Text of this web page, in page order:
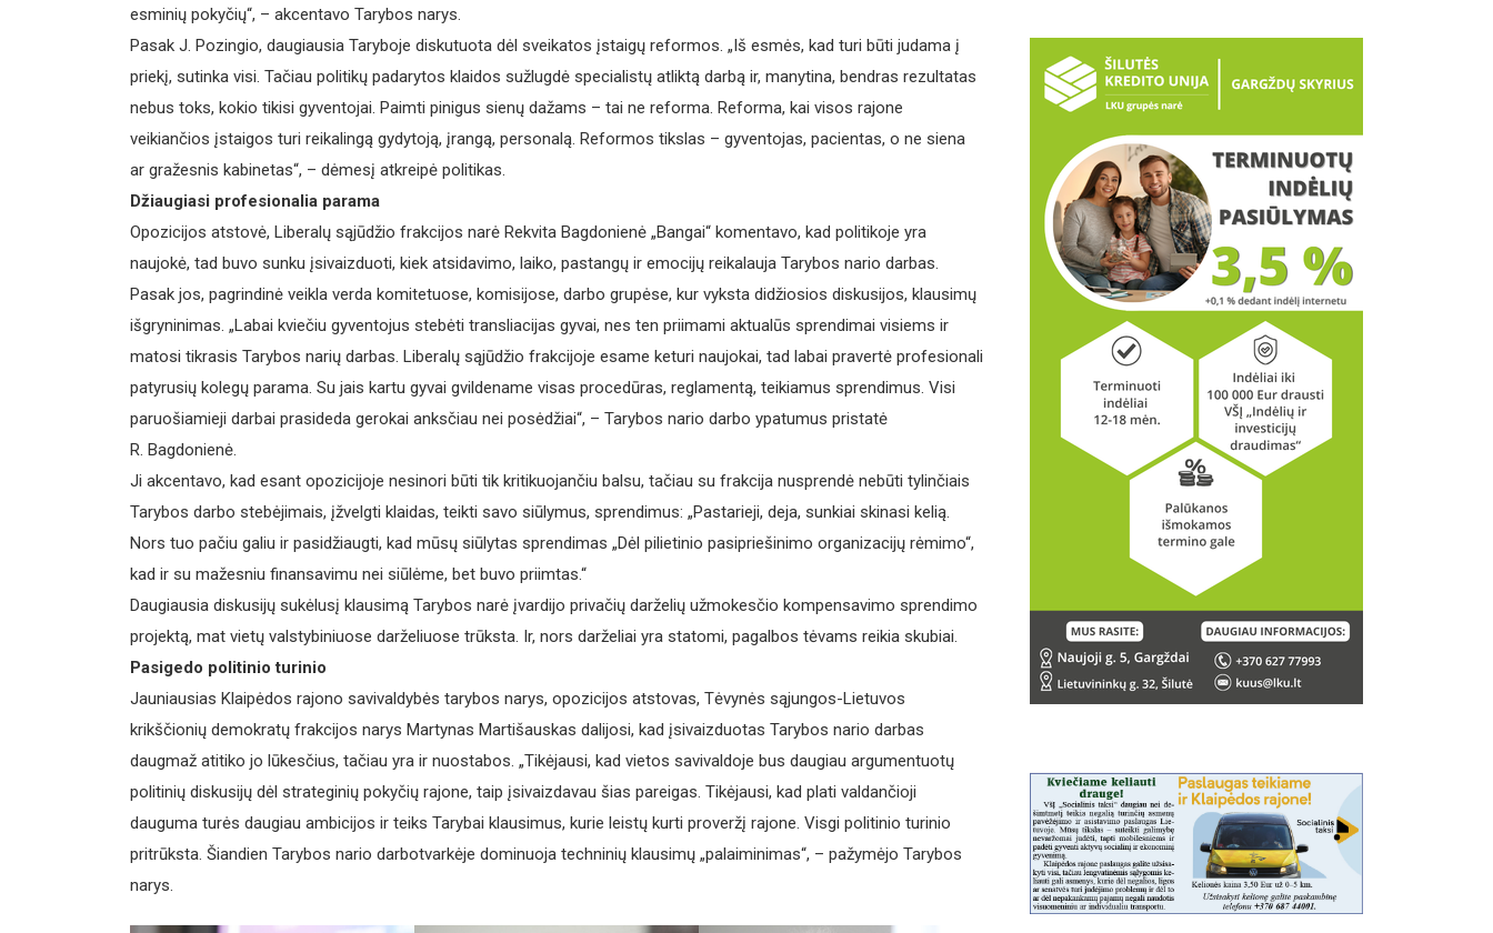
esminių pokyčių“, – akcentavo Tarybos narys.
Pasak J. Pozingio, daugiausia Taryboje diskutuota dėl sveikatos įstaigų reformos. „Iš esmės, kad turi būti judama į
priekį, sutinka visi. Tačiau politikų padarytos klaidos sužlugdė specia­listų atliktą darbą ir, manytina, bendras rezultatas
nebus toks, kokio tikisi gyventojai. Paimti pinigus sienų dažams – tai ne reforma. Reforma, kai visos rajone
veikiančios įstaigos turi reikalingą gydytoją, įrangą, personalą. Reformos tikslas – gyventojas, pacientas, o ne siena
ar gražesnis kabinetas“, – dėmesį atkreipė politikas.
Džiaugiasi profesionalia parama
Opozicijos atstovė, Liberalų sąjūdžio frakcijos narė Rekvita Bagdonienė „Bangai“ komentavo, kad politikoje yra
naujokė, tad buvo sunku įsivaizduoti, kiek atsidavimo, laiko, pastangų ir emocijų reikalauja Tarybos nario darbas.
Pasak jos, pagrindinė veikla verda komitetuose, komisijose, darbo grupėse, kur vyksta didžiosios diskusijos, klausimų
išgryninimas. „Labai kviečiu gyventojus stebėti transliacijas gyvai, nes ten priimami aktualūs sprendimai visiems ir
matosi tikrasis Tarybos narių darbas. Liberalų sąjūdžio frakcijoje esame keturi naujokai, tad labai pravertė profesionali
patyrusių kolegų parama. Su jais kartu gyvai gvildename visas procedūras, reglamentą, teikiamus sprendimus. Visi
paruošiamieji darbai prasideda gerokai anksčiau nei posėdžiai“, – Tarybos nario darbo ypatumus pristatė
R. Bagdonienė.
Ji akcentavo, kad esant opozicijoje nesinori būti tik kritikuojančiu balsu, tačiau su frakcija nusprendė nebūti tylinčiais
Tarybos darbo stebėjimais, įžvelgti klaidas, teikti savo siūlymus, sprendimus: „Pastarieji, deja, sunkiai skinasi kelią.
Nors tuo pačiu galiu ir pasidžiaugti, kad mūsų siūlytas sprendimas „Dėl pilietinio pasipriešinimo organizacijų rėmimo“,
kad ir su mažesniu finansavimu nei siūlėme, bet buvo priimtas.“
Daugiausia diskusijų sukėlusį klausimą Tarybos narė įvardijo privačių darželių užmokesčio kompensavimo sprendimo
projektą, mat vietų valstybiniuose darželiuose trūksta. Ir, nors darželiai yra statomi, pagalbos tėvams reikia skubiai.
Pasigedo politinio turinio
Jauniausias Klaipėdos rajono savivaldybės tarybos narys, opozicijos atstovas, Tėvynės sąjungos-Lietuvos
krikščionių demokratų frakcijos narys Martynas Martišauskas dalijosi, kad įsivaizduotas Tarybos nario darbas
daugmaž atitiko jo lūkesčius, tačiau yra ir nuostabos. „Tikėjausi, kad vietos savivaldoje bus daugiau argumentuotų
politinių diskusijų dėl strateginių pokyčių rajone, taip įsivaizdavau šias pareigas. Tikėjausi, kad plati valdančioji
dauguma turės daugiau ambicijos ir teiks Tarybai klausimus, kurie leistų kurti proveržį rajone. Visgi politinio turinio
pritrūksta. Šiandien Tarybos nario darbotvarkėje dominuoja techninių klausimų „palaiminimas“, – pažymėjo Tarybos
narys.